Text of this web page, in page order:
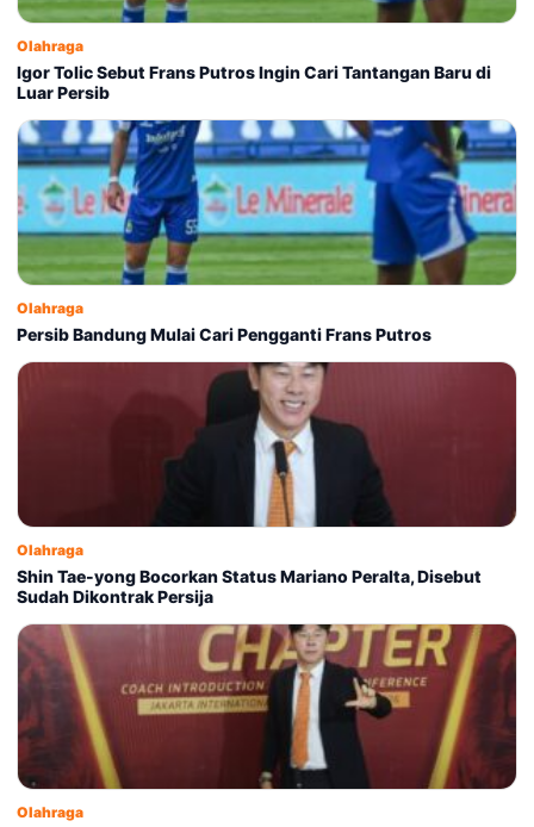
Olahraga
Igor Tolic Sebut Frans Putros Ingin Cari Tantangan Baru di
Luar Persib
Olahraga
Persib Bandung Mulai Cari Pengganti Frans Putros
Olahraga
Shin Tae-yong Bocorkan Status Mariano Peralta, Disebut
Sudah Dikontrak Persija
Olahraga